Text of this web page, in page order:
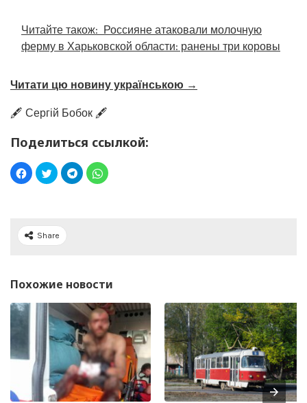
Читайте також: Россияне атаковали молочную
ферму в Харьковской области: ранены три коровы
Читати цю новину українською →
🖋️ Сергій Бобок 🖋️
Поделиться ссылкой:
Share
Похожие новости